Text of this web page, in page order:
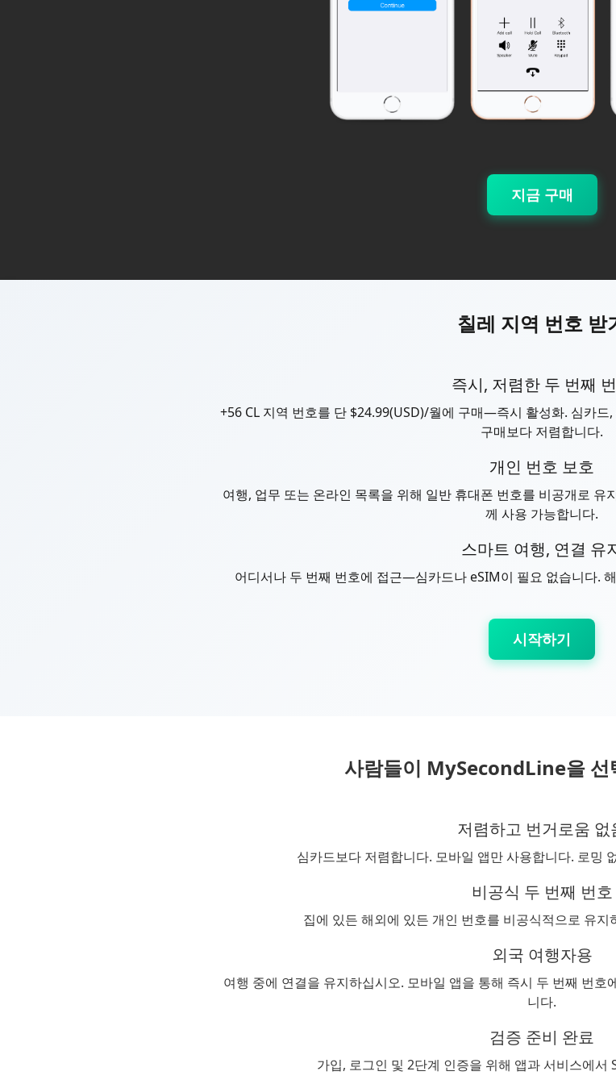
지금 구매
칠레 지역 번호 받
즉시, 저렴한 두 번째
+56 CL 지역 번호를 단 $24.99(USD)/월에 구매—즉시 활성화. 심카드
구매보다 저렴합니다.
개인 번호 보호
여행, 업무 또는 온라인 목록을 위해 일반 휴대폰 번호를 비공개로 유
께 사용 가능합니다.
스마트 여행, 연결 유
어디서나 두 번째 번호에 접근—심카드나 eSIM이 필요 없습니다.
시작하기
사람들이 MySecondLine을 선
저렴하고 번거로움 없
심카드보다 저렴합니다. 모바일 앱만 사용합니다. 로밍
비공식 두 번째 번호
집에 있든 해외에 있든 개인 번호를 비공식적으로 유
외국 여행자용
여행 중에 연결을 유지하십시오. 모바일 앱을 통해 즉시 두 번째 번
니다.
검증 준비 완료
가입, 로그인 및 2단계 인증을 위해 앱과 서비스에서